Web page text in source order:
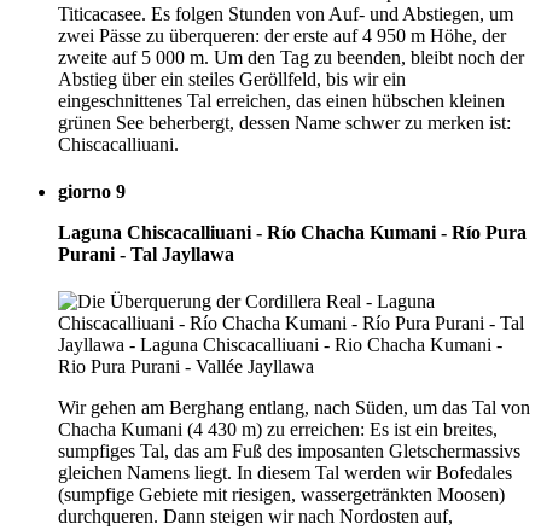
Titicacasee. Es folgen Stunden von Auf- und Abstiegen, um
zwei Pässe zu überqueren: der erste auf 4 950 m Höhe, der
zweite auf 5 000 m. Um den Tag zu beenden, bleibt noch der
Abstieg über ein steiles Geröllfeld, bis wir ein
eingeschnittenes Tal erreichen, das einen hübschen kleinen
grünen See beherbergt, dessen Name schwer zu merken ist:
Chiscacalliuani.
giorno 9
Laguna Chiscacalliuani - Río Chacha Kumani - Río Pura
Purani - Tal Jayllawa
Wir gehen am Berghang entlang, nach Süden, um das Tal von
Chacha Kumani (4 430 m) zu erreichen: Es ist ein breites,
sumpfiges Tal, das am Fuß des imposanten Gletschermassivs
gleichen Namens liegt. In diesem Tal werden wir Bofedales
(sumpfige Gebiete mit riesigen, wassergetränkten Moosen)
durchqueren. Dann steigen wir nach Nordosten auf,